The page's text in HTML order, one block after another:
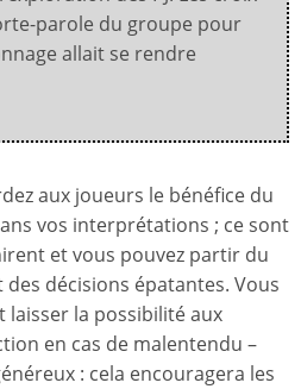
parole du groupe pour
allait se rendre
aux joueurs le bénéfice du
vos interprétations ; ce sont
et vous pouvez partir du
décisions épatantes. Vous
la possibilité aux
en cas de malentendu –
: cela encouragera les